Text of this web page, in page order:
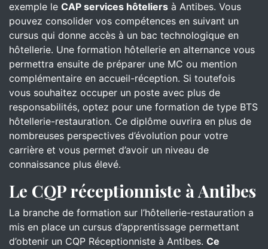
exemple le CAP services hôteliers à Antibes. Vous
pouvez consolider vos compétences en suivant un
cursus qui donne accès à un bac technologique en
hôtellerie. Une formation hôtellerie en alternance vous
permettra ensuite de préparer une MC ou mention
complémentaire en accueil-réception. Si toutefois
vous souhaitez occuper un poste avec plus de
responsabilités, optez pour une formation de type BTS
hôtellerie-restauration. Ce diplôme ouvrira en plus de
nombreuses perspectives d’évolution pour votre
carrière et vous permet d’avoir un niveau de
connaissance plus élevé.
Le CQP réceptionniste à Antibes
La branche de formation sur l’hôtellerie-restauration a
mis en place un cursus d’apprentissage permettant
d’obtenir un CQP Réceptionniste à Antibes. Ce